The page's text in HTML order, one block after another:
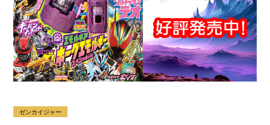
ゼンカイジャー